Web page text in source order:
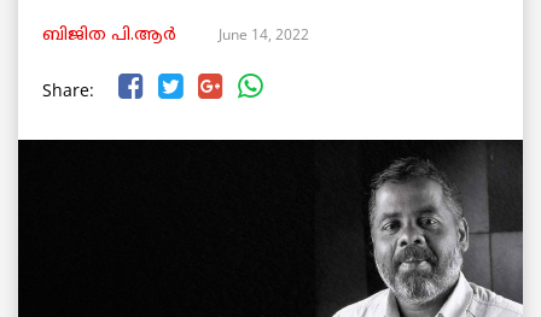
ബിജിത പി.ആർ June 14, 2022
Share: